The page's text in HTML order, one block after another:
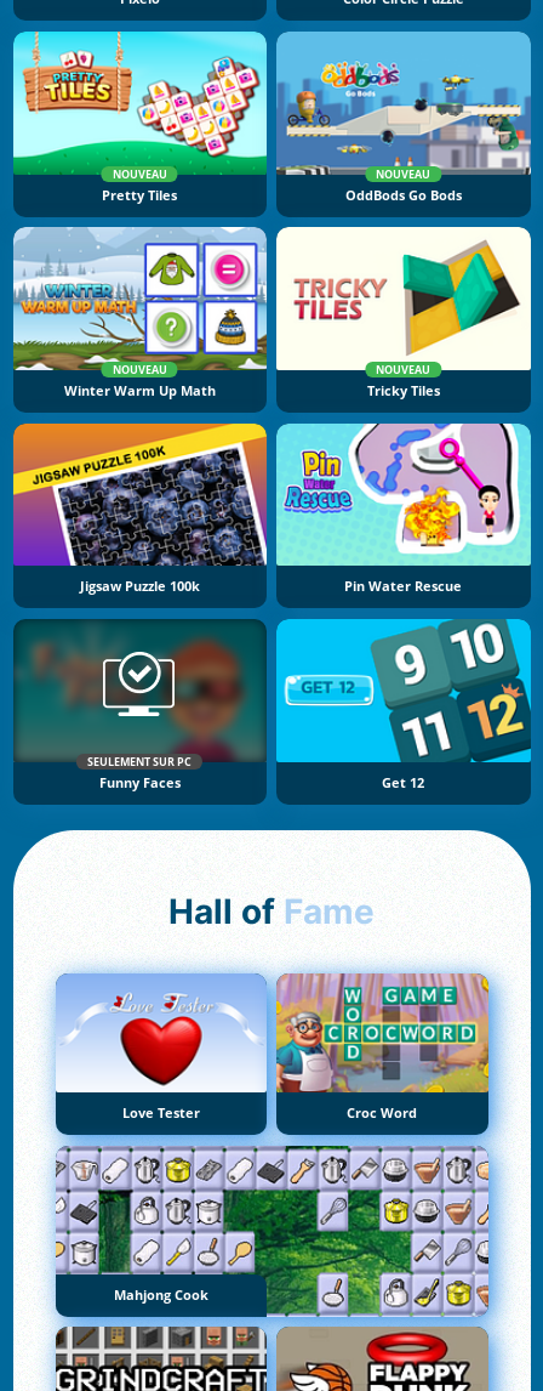
NOUVEAU
Pretty Tiles
NOUVEAU
OddBods Go Bods
NOUVEAU
Winter Warm Up Math
NOUVEAU
Tricky Tiles
Jigsaw Puzzle 100k Pin Water Rescue
SEULEMENT SUR PC
Funny Faces Get 12
Hall of Fame
Love Tester Croc Word
Mahjong Cook